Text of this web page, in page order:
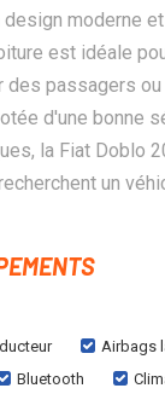
design moderne
est idéale
des passagers
d'une bonne
la Fiat Doblo
un
Airbags
Bluetooth